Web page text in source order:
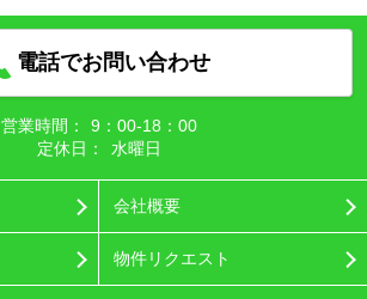
電話でお問い合わせ
営業時間：
9：00‐18：00
定休日：
水曜日
会社概要
物件リクエスト